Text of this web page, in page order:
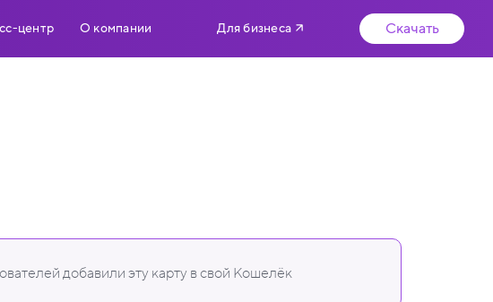
центр О компании Для бизнеса Скачать
добавили эту карту в свой Кошелёк